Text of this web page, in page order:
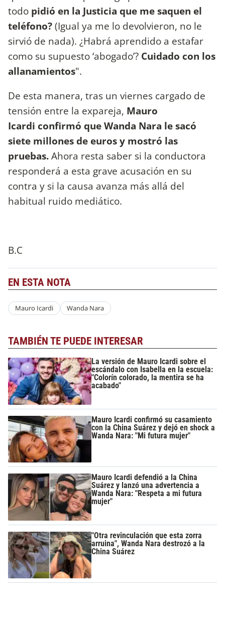
todo pidió en la Justicia que me saquen el
teléfono?(Igual ya me lo devolvieron, no le
sirvió de nada). ¿Habrá aprendido a estafar
como su supuesto ‘abogado’? Cuidado con los
allanamientos".
De esta manera, tras un viernes cargado de
tensión entre la expareja, Mauro
Icardi confirmó que Wanda Nara le sacó
siete millones de euros y mostró las
pruebas.Ahora resta saber si la conductora
responderá a esta grave acusación en su
contra y si la causa avanza más allá del
habitual ruido mediático.
B.C
EN ESTA NOTA
Mauro Icardi Wanda Nara
TAMBIÉN TE PUEDE INTERESAR
La versión de Mauro Icardi sobre el
escándalo con Isabella en la escuela:
"Colorín colorado, la mentira se ha
acabado"
Mauro Icardi confirmó su casamiento
con la China Suárez y dejó en shock a
Wanda Nara: "Mi futura mujer"
Mauro Icardi defendió a la China
Suárez y lanzó una advertencia a
Wanda Nara: "Respeta a mi futura
mujer"
"Otra revinculación que esta zorra
arruina", Wanda Nara destrozó a la
China Suárez